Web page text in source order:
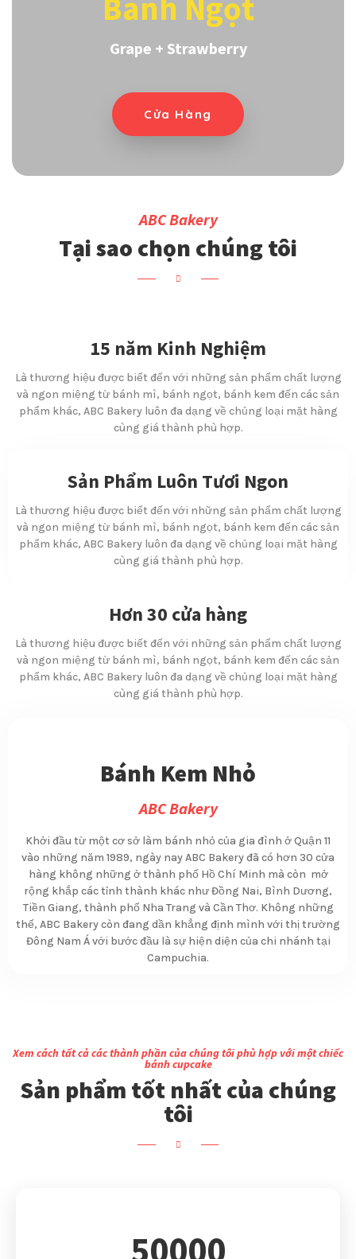
Bánh Ngọt
Grape + Strawberry
Cửa Hàng
ABC Bakery
Tại sao chọn chúng tôi
15 năm Kinh Nghiệm
Là thương hiệu được biết đến với những sản phẩm chất lượng
và ngon miệng từ bánh mì, bánh ngọt, bánh kem đến các sản
phẩm khác, ABC Bakery luôn đa dạng về chủng loại mặt hàng
cùng giá thành phù hợp.
Sản Phẩm Luôn Tươi Ngon
Là thương hiệu được biết đến với những sản phẩm chất lượng
và ngon miệng từ bánh mì, bánh ngọt, bánh kem đến các sản
phẩm khác, ABC Bakery luôn đa dạng về chủng loại mặt hàng
cùng giá thành phù hợp.
Hơn 30 cửa hàng
Là thương hiệu được biết đến với những sản phẩm chất lượng
và ngon miệng từ bánh mì, bánh ngọt, bánh kem đến các sản
phẩm khác, ABC Bakery luôn đa dạng về chủng loại mặt hàng
cùng giá thành phù hợp.
Bánh Kem Nhỏ
ABC Bakery
Khởi đầu từ một cơ sở làm bánh nhỏ của gia đình ở Quận 11
vào những năm 1989, ngày nay ABC Bakery đã có hơn 30 cửa
hàng không những ở thành phố Hồ Chí Minh mà còn mở
rộng khắp các tỉnh thành khác như Đồng Nai, Bình Dương,
Tiền Giang, thành phố Nha Trang và Cần Thơ. Không những
thế, ABC Bakery còn đang dần khẳng định mình với thị trường
Đông Nam Á với bước đầu là sự hiện diện của chi nhánh tại
Campuchia.
Xem cách tất cả các thành phần của chúng tôi phù hợp với một chiếc
bánh cupcake
Sản phẩm tốt nhất của chúng
tôi